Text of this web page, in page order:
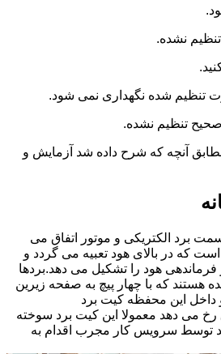
نشده.
تنظیم نشده.
آنچه که شرح داده شد آزمایش و
برد الکتریکی و موتور اتفاق می
که در بالای هود تعبیه می گردد و
هود را تشکیل می دهد.بردها
هستند که با چهار پیچ به صفحه زیرین
داخل این محفظه کیت برد
رخ می دهد معمولا این کیت برد سوخته
توسط سرویس کار مجرب اقدام به